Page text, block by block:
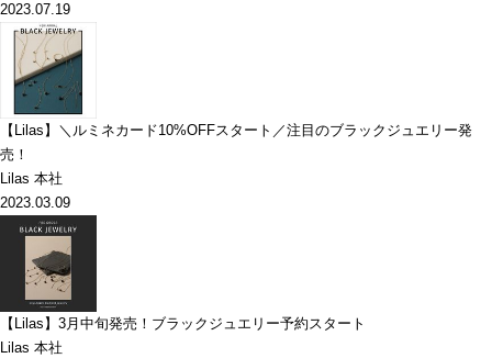
2023.07.19
【Lilas】＼ルミネカード10%OFFスタート／注目のブラックジュエリー発
売！
Lilas 本社
2023.03.09
【Lilas】3月中旬発売！ブラックジュエリー予約スタート
Lilas 本社